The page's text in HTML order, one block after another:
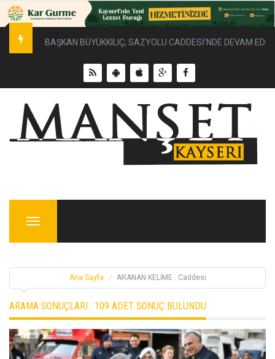
BAŞKAN BÜYÜKKILIÇ, SAZYOLU CADDESİ’NDE DEVAM
Menu
Ana Sayfa ARANAN KELİME : Caddesi
ARAMA SONUÇLARI : 109 ADET SONUÇ BULUNDU